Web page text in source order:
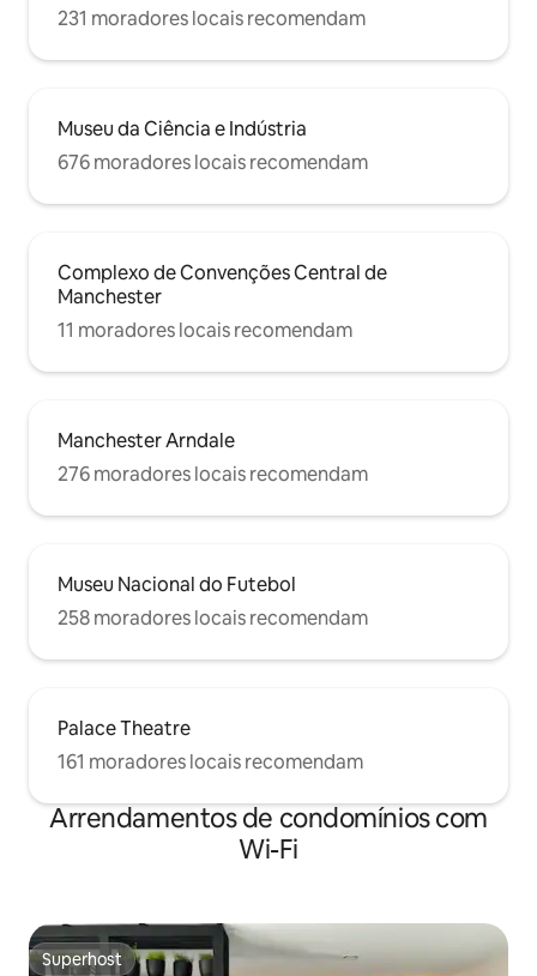
231 moradores locais recomendam
Museu da Ciência e Indústria
676 moradores locais recomendam
Complexo de Convenções Central de
Manchester
11 moradores locais recomendam
Manchester Arndale
276 moradores locais recomendam
Museu Nacional do Futebol
258 moradores locais recomendam
Palace Theatre
161 moradores locais recomendam
Arrendamentos de condomínios com
Wi-Fi
Superhost
Superhost